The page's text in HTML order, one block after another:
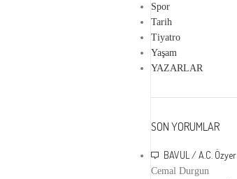
Spor
Tarih
Tiyatro
Yaşam
YAZARLAR
SON YORUMLAR
BAVUL / A.C. Özyer
Cemal Durgun